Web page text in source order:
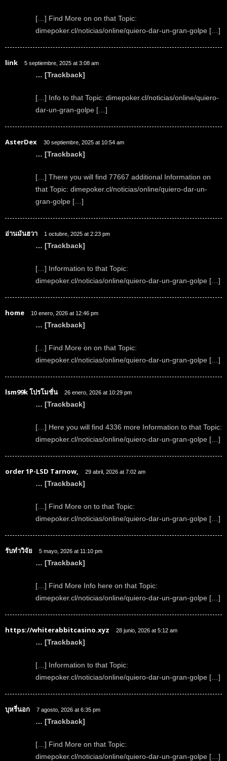
[…] Find More on on that Topic:
dimepoker.cl/noticias/online/quiero-dar-un-gran-golpe […]
link 5 septiembre, 2025 at 3:08 am
… [Trackback]
[…] Info to that Topic: dimepoker.cl/noticias/online/quiero-
dar-un-gran-golpe […]
AsterDex 30 septiembre, 2025 at 10:54 am
… [Trackback]
[…] There you will find 77667 additional Information on
that Topic: dimepoker.cl/noticias/online/quiero-dar-un-
gran-golpe […]
อ่านมันฮวา 1 octubre, 2025 at 2:23 pm
… [Trackback]
[…] Information to that Topic:
dimepoker.cl/noticias/online/quiero-dar-un-gran-golpe […]
home 10 enero, 2026 at 12:46 pm
… [Trackback]
[…] Find More on on that Topic:
dimepoker.cl/noticias/online/quiero-dar-un-gran-golpe […]
lsm99k โปรโมชั่น 26 enero, 2026 at 10:29 pm
… [Trackback]
[…] Here you will find 4336 more Information to that Topic:
dimepoker.cl/noticias/online/quiero-dar-un-gran-golpe […]
order 1P-LSD Tarnow, 29 abril, 2026 at 7:02 am
… [Trackback]
[…] Find More on to that Topic:
dimepoker.cl/noticias/online/quiero-dar-un-gran-golpe […]
รับทำวิจัย 5 mayo, 2026 at 11:10 pm
… [Trackback]
[…] Find More Info here on that Topic:
dimepoker.cl/noticias/online/quiero-dar-un-gran-golpe […]
https://whiterabbitcasino.xyz 28 junio, 2026 at 5:12 am
… [Trackback]
[…] Information to that Topic:
dimepoker.cl/noticias/online/quiero-dar-un-gran-golpe […]
บุหรี่นอก 7 agosto, 2026 at 6:35 pm
… [Trackback]
[…] Find More on that Topic:
dimepoker.cl/noticias/online/quiero-dar-un-gran-golpe […]